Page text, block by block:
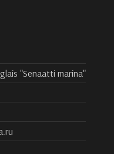
"Senaatti marina"